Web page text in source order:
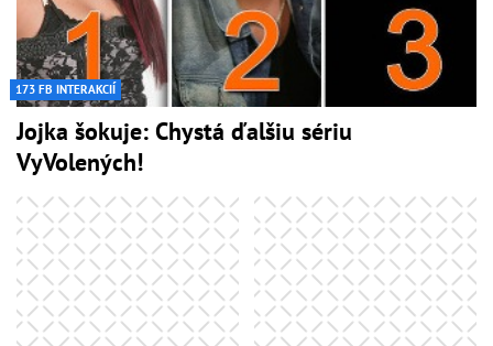
173 FB INTERAKCIÍ
Jojka šokuje: Chystá ďalšiu sériu
VyVolených!